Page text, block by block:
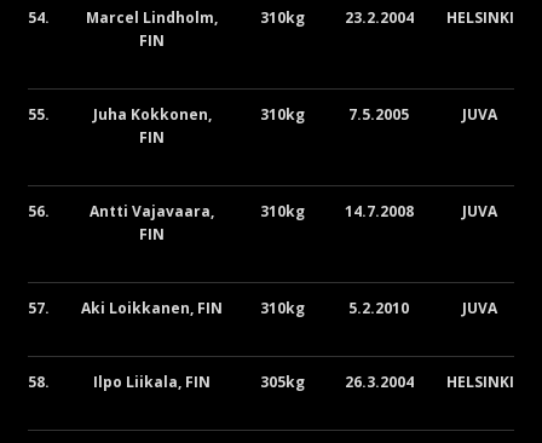
54.
Marcel Lindholm,
FIN
310kg 23.2.2004 HELSINKI
55.
Juha Kokkonen,
FIN
310kg 7.5.2005 JUVA
56.
Antti Vajavaara,
FIN
310kg 14.7.2008 JUVA
57. Aki Loikkanen, FIN 310kg 5.2.2010 JUVA
58. Ilpo Liikala, FIN 305kg 26.3.2004 HELSINKI